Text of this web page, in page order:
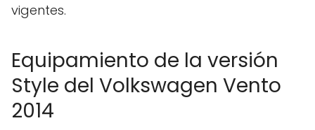
vigentes.
Equipamiento de la versión
Style del Volkswagen Vento
2014